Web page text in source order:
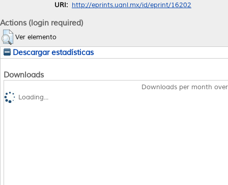
URI: http://eprints.uanl.mx/id/eprint/16202
Actions (login required)
Ver elemento
Descargar estadísticas
Downloads
Downloads per month
Loading...